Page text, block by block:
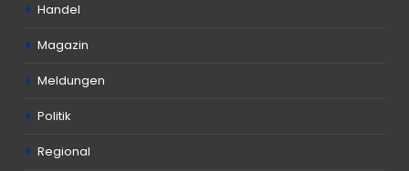
Handel
Magazin
Meldungen
Politik
Regional